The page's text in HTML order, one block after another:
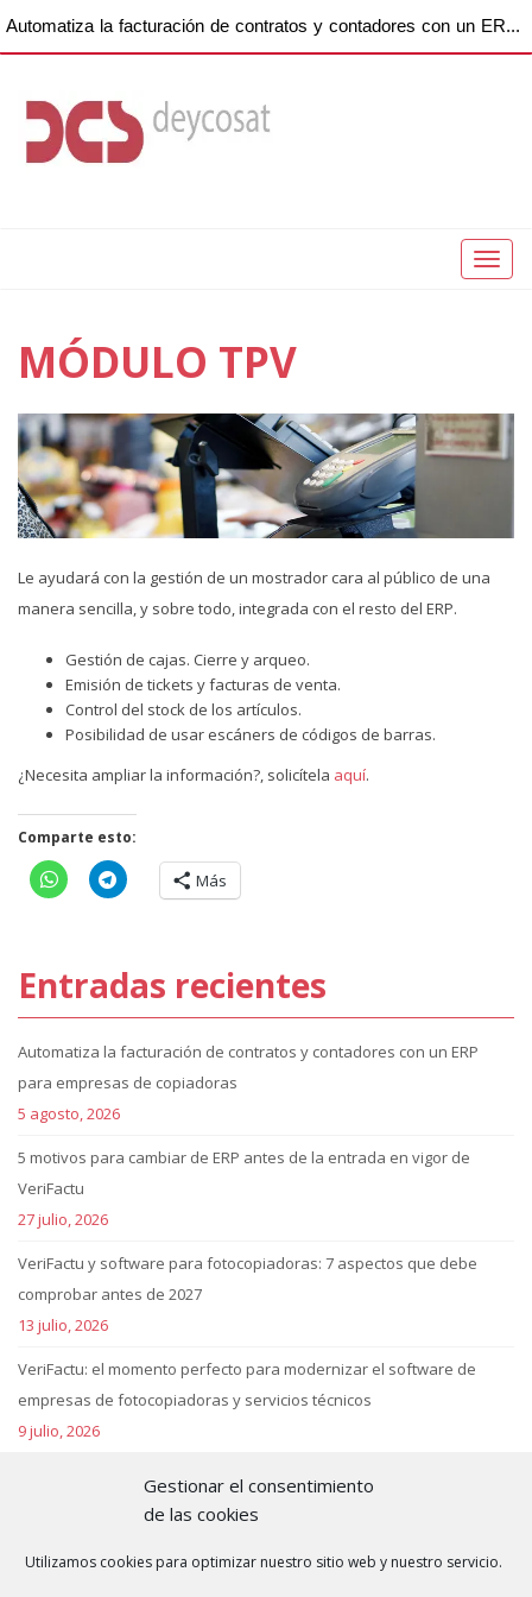
Gestionar el consentimiento
de las cookies
Utilizamos cookies para optimizar nuestro sitio web y nuestro servicio.
Automatiza la facturación de contratos y contadores con un ERP para empresas de copiadoras
Toggle
MÓDULO TPV
Le ayudará con la gestión de un mostrador cara al público de una
manera sencilla, y sobre todo, integrada con el resto del ERP.
Gestión de cajas. Cierre y arqueo.
Emisión de tickets y facturas de venta.
Control del stock de los artículos.
Posibilidad de usar escáners de códigos de barras.
¿Necesita ampliar la información?, solicítela aquí.
Comparte esto:
Más
Entradas recientes
Automatiza la facturación de contratos y contadores con un ERP
para empresas de copiadoras
5 agosto, 2026
5 motivos para cambiar de ERP antes de la entrada en vigor de
VeriFactu
27 julio, 2026
VeriFactu y software para fotocopiadoras: 7 aspectos que debe
comprobar antes de 2027
13 julio, 2026
VeriFactu: el momento perfecto para modernizar el software de
empresas de fotocopiadoras y servicios técnicos
9 julio, 2026
Kit Digital amplía el plazo este 2026